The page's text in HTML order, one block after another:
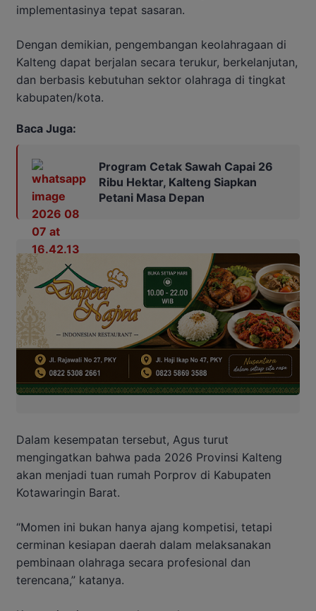
implementasinya tepat sasaran.
Dengan demikian, pengembangan keolahragaan di
Kalteng dapat berjalan secara terukur, berkelanjutan,
dan berbasis kebutuhan sektor olahraga di tingkat
kabupaten/kota.
Baca Juga:
Program Cetak Sawah Capai 26
Ribu Hektar, Kalteng Siapkan
Petani Masa Depan
Dalam kesempatan tersebut, Agus turut
mengingatkan bahwa pada 2026 Provinsi Kalteng
akan menjadi tuan rumah Porprov di Kabupaten
Kotawaringin Barat.
“Momen ini bukan hanya ajang kompetisi, tetapi
cerminan kesiapan daerah dalam melaksanakan
pembinaan olahraga secara profesional dan
terencana,” katanya.